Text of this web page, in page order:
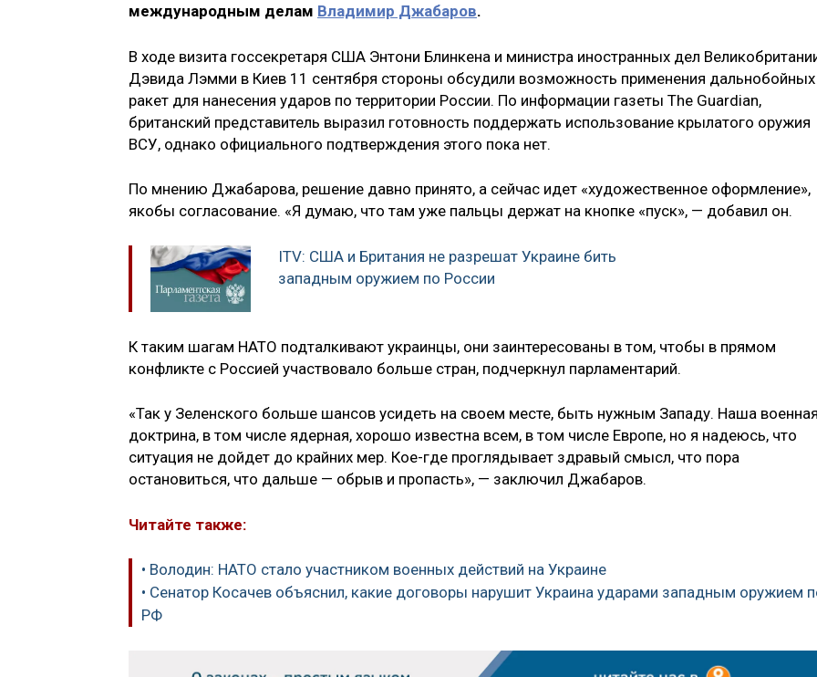
международным делам Владимир Джабаров.
В ходе визита госсекретаря США Энтони Блинкена и министра иностранных дел
Дэвида Лэмми в Киев 11 сентября стороны обсудили возможность применения дальнобойных
ракет для нанесения ударов по территории России. По информации газеты The Guardian,
британский представитель выразил готовность поддержать использование крылатого оружия
ВСУ, однако официального подтверждения этого пока нет.
По мнению Джабарова, решение давно принято, а сейчас идет «художественное оформление»,
якобы согласование. «Я думаю, что там уже пальцы держат на кнопке «пуск», — добавил он.
ITV: США и Британия не разрешат Украине бить
западным оружием по России
К таким шагам НАТО подталкивают украинцы, они заинтересованы в том, чтобы в прямом
конфликте с Россией участвовало больше стран, подчеркнул парламентарий.
«Так у Зеленского больше шансов усидеть на своем месте, быть нужным Западу. Наша
доктрина, в том числе ядерная, хорошо известна всем, в том числе Европе, но я надеюсь, что
ситуация не дойдет до крайних мер. Кое-где проглядывает здравый смысл, что пора
остановиться, что дальше — обрыв и пропасть», — заключил Джабаров.
Читайте также:
• Володин: НАТО стало участником военных действий на Украине
• Сенатор Косачев объяснил, какие договоры нарушит Украина ударами западным оружием
РФ